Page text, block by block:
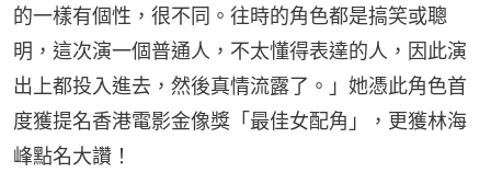
的一樣有個性，很不同。往時的角色都是搞笑或聰
明，這次演一個普通人，不太懂得表達的人，因此演
出上都投入進去，然後真情流露了。」她憑此角色首
度獲提名香港電影金像獎「最佳女配角」，更獲林海
峰點名大讚！